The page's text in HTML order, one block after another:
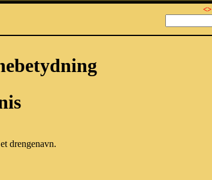
<>
drengenavn.